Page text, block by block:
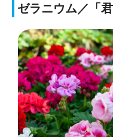
ゼラニウム／「